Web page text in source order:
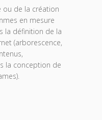
ou de la création
en mesure
la définition de la
(arborescence,
la conception de